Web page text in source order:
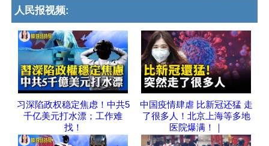
人民报视频:
习深陷政权稳定焦虑！中共5
千亿美元打水漂；工作难
找！
中国疫情肆虐 比新冠还猛 走
了很多人！北京上海等多地
医院爆满！｜